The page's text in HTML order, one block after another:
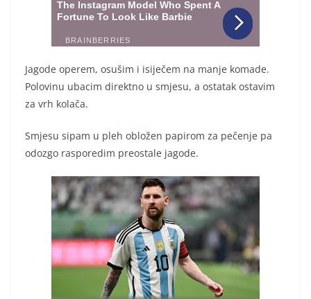
Jagode operem, osušim i isiječem na manje komade.
Polovinu ubacim direktno u smjesu, a ostatak ostavim
za vrh kolača.
Smjesu sipam u pleh obložen papirom za pečenje pa
odozgo rasporedim preostale jagode.